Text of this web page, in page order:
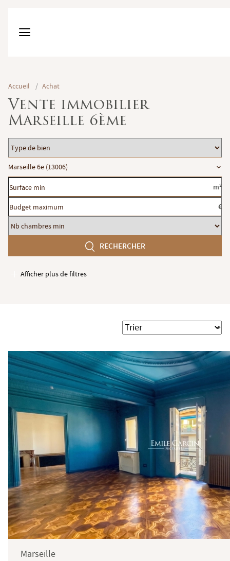
Accueil / Achat
Vente immobilier
Marseille 6ème
Type
de
bien
Localisation
Marseille 6e (13006)
Surface
min
m²
Budget
maximum
€
Nb
chambres
RECHERCHER
Afficher plus de filtres
Garages / Parking
Terrasse
Jardin
Trier
Marseille